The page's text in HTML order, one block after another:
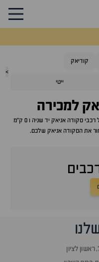
>
קודיאק
ייטי
למכירה
רכביסקודה אניאק
יד שניה ו 0 ק"מ
את הסקודה אניאק שלכם.